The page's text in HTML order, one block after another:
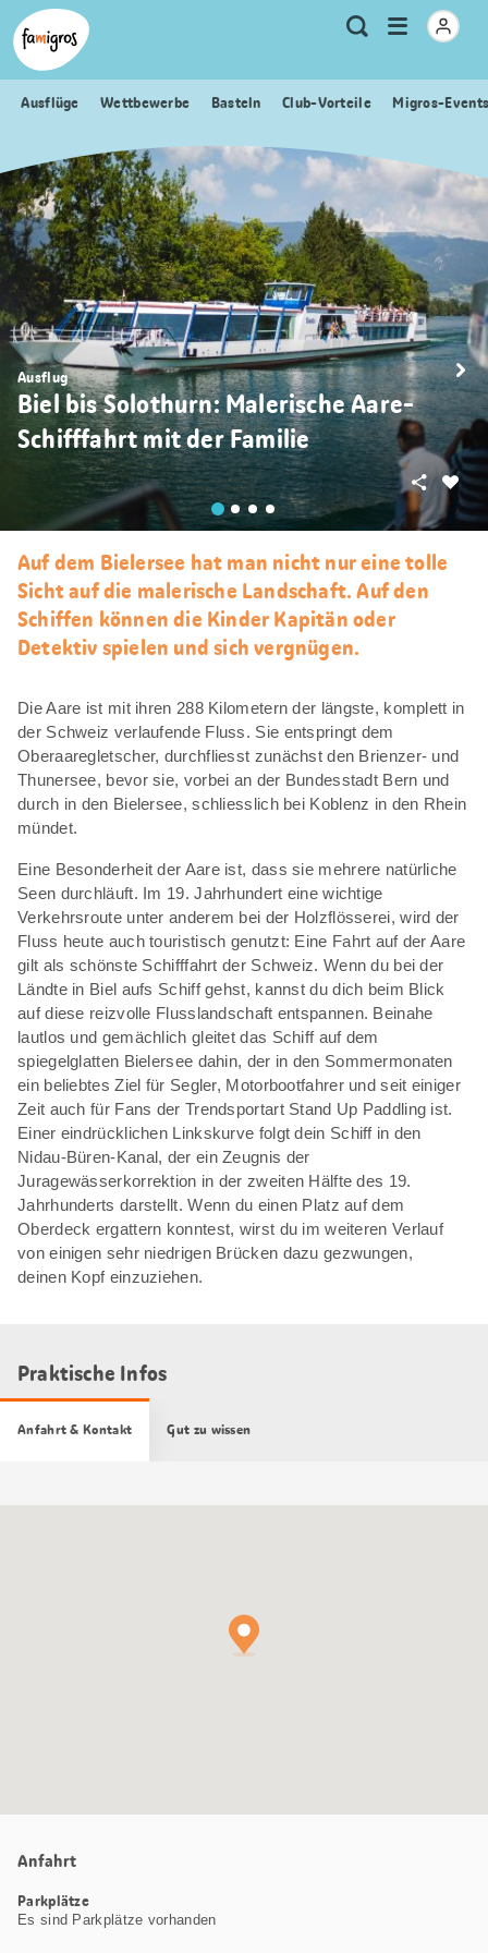
Sprungmarken
Navigation
Header
Logo
Meta
Navigation
Suche
Menu
öffnen
Ausflüge Wettbewerbe Basteln Club-Vorteile Migros-
Ausflug
Biel bis Solothurn: Malerische Aare-
Schifffahrt mit der Familie
Als
Teilen
Auf dem Bielersee hat man nicht nur eine tolle
Sicht auf die malerische Landschaft. Auf den
Schiffen können die Kinder Kapitän oder
Detektiv spielen und sich vergnügen.
Die Aare ist mit ihren 288 Kilometern der längste, komplett in
der Schweiz verlaufende Fluss. Sie entspringt dem
Oberaaregletscher, durchfliesst zunächst den Brienzer- und
Thunersee, bevor sie, vorbei an der Bundesstadt Bern und
durch in den Bielersee, schliesslich bei Koblenz in den Rhein
mündet.
Eine Besonderheit der Aare ist, dass sie mehrere natürliche
Seen durchläuft. Im 19. Jahrhundert eine wichtige
Verkehrsroute unter anderem bei der Holzflösserei, wird der
Fluss heute auch touristisch genutzt: Eine Fahrt auf der Aare
gilt als schönste Schifffahrt der Schweiz. Wenn du bei der
Ländte in Biel aufs Schiff gehst, kannst du dich beim Blick
auf diese reizvolle Flusslandschaft entspannen. Beinahe
lautlos und gemächlich gleitet das Schiff auf dem
spiegelglatten Bielersee dahin, der in den Sommermonaten
ein beliebtes Ziel für Segler, Motorbootfahrer und seit einiger
Zeit auch für Fans der Trendsportart Stand Up Paddling ist.
Einer eindrücklichen Linkskurve folgt dein Schiff in den
Nidau-Büren-Kanal, der ein Zeugnis der
Juragewässerkorrektion in der zweiten Hälfte des 19.
Jahrhunderts darstellt. Wenn du einen Platz auf dem
Oberdeck ergattern konntest, wirst du im weiteren Verlauf
von einigen sehr niedrigen Brücken dazu gezwungen,
deinen Kopf einzuziehen.
Praktische Infos
Anfahrt & Kontakt Gut zu wissen
Anfahrt
Parkplätze
Es sind Parkplätze vorhanden